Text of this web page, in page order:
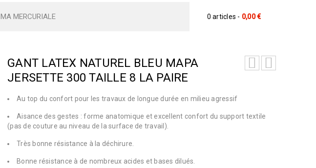
MA MERCURIALE 0 articles - 0,00€
GANT LATEX NATUREL BLEU MAPA
JERSETTE 300 TAILLE 8 LA PAIRE
Au top du confort pour les travaux de longue durée en milieu agressif
Aisance des gestes : forme anatomique et excellent confort du support textile
(pas de couture au niveau de la surface de travail).
Très bonne résistance à la déchirure.
Bonne résistance à de nombreux acides et bases dilués.